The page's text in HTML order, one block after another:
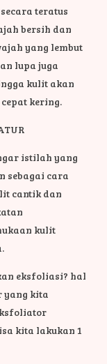
teratus
bersih dan
yang lembut
lupa juga
kulit akan
kering.
istilah yang
sebagai cara
cantik dan
kulit
eksfoliasi? hal
yang kita
kita lakukan 1